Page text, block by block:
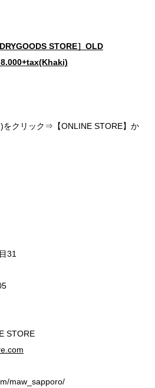
STORE］OLD
をクリック⇒【ONLINE STORE】か
31
STORE
maw_sapporo/